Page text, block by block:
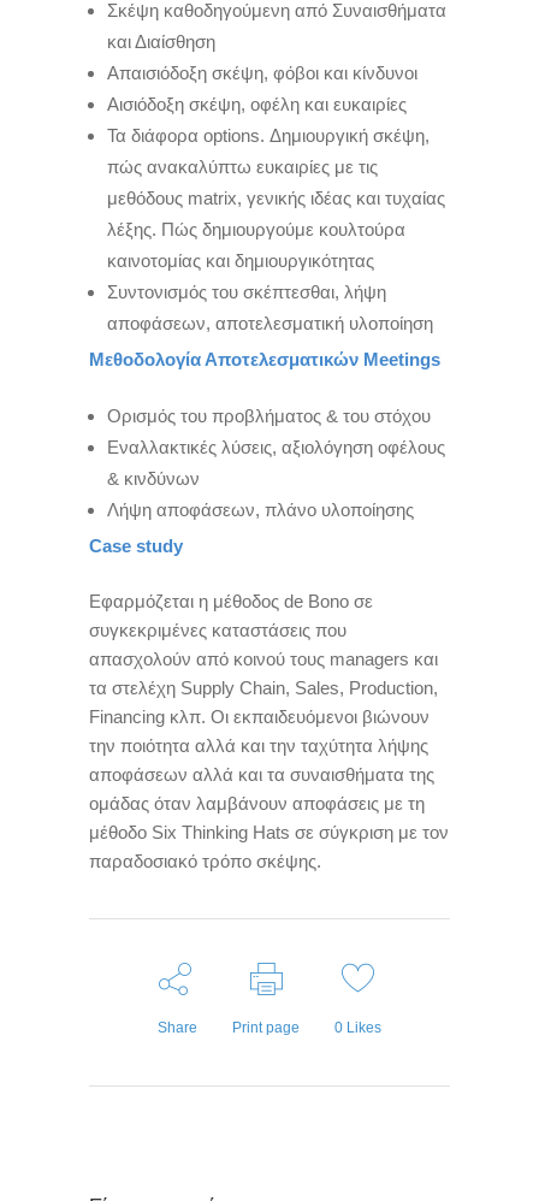
Σκέψη καθοδηγούμενη από Συναισθήματα
και Διαίσθηση
Απαισιόδοξη σκέψη, φόβοι και κίνδυνοι
Αισιόδοξη σκέψη, οφέλη και ευκαιρίες
Τα διάφορα options. Δημιουργική σκέψη,
πώς ανακαλύπτω ευκαιρίες με τις
μεθόδους matrix, γενικής ιδέας και τυχαίας
λέξης. Πώς δημιουργούμε κουλτούρα
καινοτομίας και δημιουργικότητας
Συντονισμός του σκέπτεσθαι, λήψη
αποφάσεων, αποτελεσματική υλοποίηση
Μεθοδολογία Αποτελεσματικών Meetings
Ορισμός του προβλήματος & του στόχου
Εναλλακτικές λύσεις, αξιολόγηση οφέλους
& κινδύνων
Λήψη αποφάσεων, πλάνο υλοποίησης
Case study
Εφαρμόζεται η μέθοδος de Bono σε
συγκεκριμένες καταστάσεις που
απασχολούν από κοινού τους managers και
τα στελέχη Supply Chain, Sales, Production,
Financing κλπ. Οι εκπαιδευόμενοι βιώνουν
την ποιότητα αλλά και την ταχύτητα λήψης
αποφάσεων αλλά και τα συναισθήματα της
ομάδας όταν λαμβάνουν αποφάσεις με τη
μέθοδο Six Thinking Hats σε σύγκριση με τον
παραδοσιακό τρόπο σκέψης.
Share Print page 0 Likes